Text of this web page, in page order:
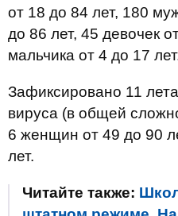
от 18 до 84 лет, 180
до 86 лет, 45 девочек
мальчика от 4 до 17
Зафиксировано 11
вируса (в общей
6 женщин от 49 до 90
лет.
Читайте также: